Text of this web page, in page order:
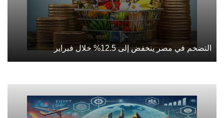
التضخم في مصر ينخفض إلى 12.5% خلال فبراير